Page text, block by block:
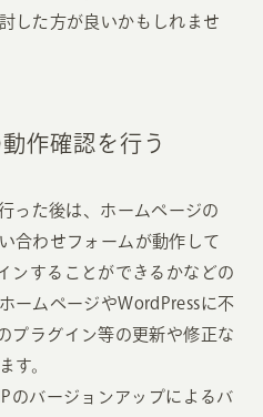
した方が良いかもしれませ
作確認を行う
った後は、ホームページの
合わせフォームが動作して
ンすることができるかなどの
ームページやWordPressに不
プラグイン等の更新や修正な
す。
のバージョンアップによるバ